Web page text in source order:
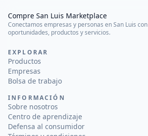
Compre San Luis Marketplace
Conectamos empresas y personas en San Luis con
oportunidades, productos y servicios.
EXPLORAR
Productos
Empresas
Bolsa de trabajo
INFORMACIÓN
Sobre nosotros
Centro de aprendizaje
Defensa al consumidor